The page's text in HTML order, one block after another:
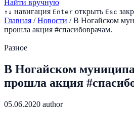
Найти вручную
↑ ↓ навигация Enter открыть Esc
Главная / Новости / В Ногайском
прошла акция #спасибоврачам.
Разное
В Ногайском
прошла акция
05.06.2020 author